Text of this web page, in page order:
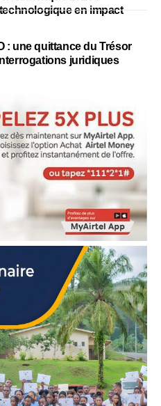
en impact
: une quittance du Trésor
juridiques